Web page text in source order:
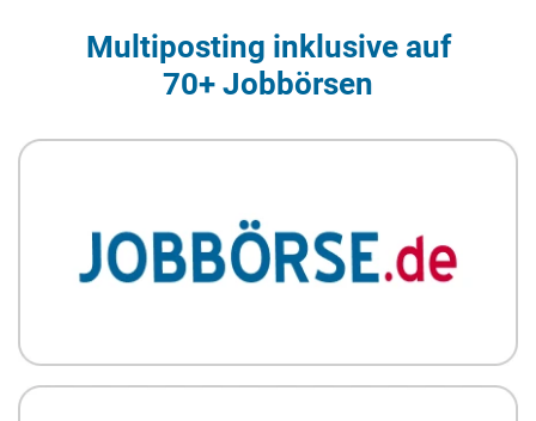
Multiposting inklusive auf
70+ Jobbörsen